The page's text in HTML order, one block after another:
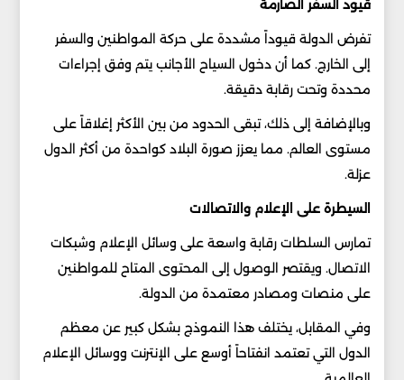
قيود السفر الصارمة
تفرض الدولة قيوداً مشددة على حركة المواطنين والسفر
إلى الخارج. كما أن دخول السياح الأجانب يتم وفق إجراءات
محددة وتحت رقابة دقيقة.
وبالإضافة إلى ذلك، تبقى الحدود من بين الأكثر إغلاقاً على
مستوى العالم. مما يعزز صورة البلاد كواحدة من أكثر الدول
عزلة.
السيطرة على الإعلام والاتصالات
تمارس السلطات رقابة واسعة على وسائل الإعلام وشبكات
الاتصال. ويقتصر الوصول إلى المحتوى المتاح للمواطنين
على منصات ومصادر معتمدة من الدولة.
وفي المقابل، يختلف هذا النموذج بشكل كبير عن معظم
الدول التي تعتمد انفتاحاً أوسع على الإنترنت ووسائل الإعلام